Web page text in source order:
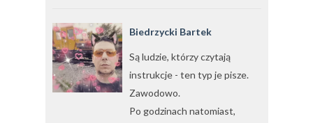
Biedrzycki Bartek
Są ludzie, którzy czytają
instrukcje - ten typ je pisze.
Zawodowo.
Po godzinach natomiast,